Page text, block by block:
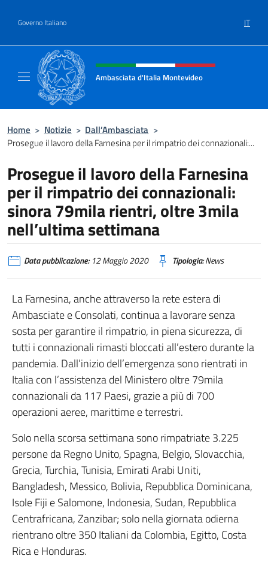
Governo Italiano IT
Intestazione sito, social e menù
Ambasciata d'Italia Montevideo
Home > Notizie > Dall’Ambasciata >
Prosegue il lavoro della Farnesina per il rimpatrio dei connazionali:...
Prosegue il lavoro della Farnesina
per il rimpatrio dei connazionali:
sinora 79mila rientri, oltre 3mila
nell’ultima settimana
Data pubblicazione:12 Maggio 2020 Tipologia:News
La Farnesina, anche attraverso la rete estera di
Ambasciate e Consolati, continua a lavorare senza
sosta per garantire il rimpatrio, in piena sicurezza, di
tutti i connazionali rimasti bloccati all’estero durante la
pandemia. Dall’inizio dell’emergenza sono rientrati in
Italia con l’assistenza del Ministero oltre 79mila
connazionali da 117 Paesi, grazie a più di 700
operazioni aeree, marittime e terrestri.
Solo nella scorsa settimana sono rimpatriate 3.225
persone da Regno Unito, Spagna, Belgio, Slovacchia,
Grecia, Turchia, Tunisia, Emirati Arabi Uniti,
Bangladesh, Messico, Bolivia, Repubblica Dominicana,
Isole Fiji e Salomone, Indonesia, Sudan, Repubblica
Centrafricana, Zanzibar; solo nella giornata odierna
rientrano oltre 350 Italiani da Colombia, Egitto, Costa
Rica e Honduras.